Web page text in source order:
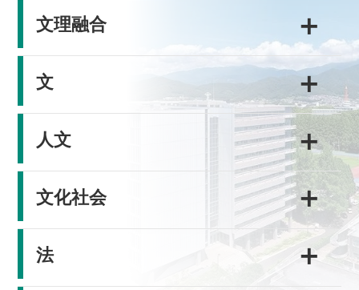
文理融合 ＋
文 ＋
人文 ＋
文化社会 ＋
法 ＋